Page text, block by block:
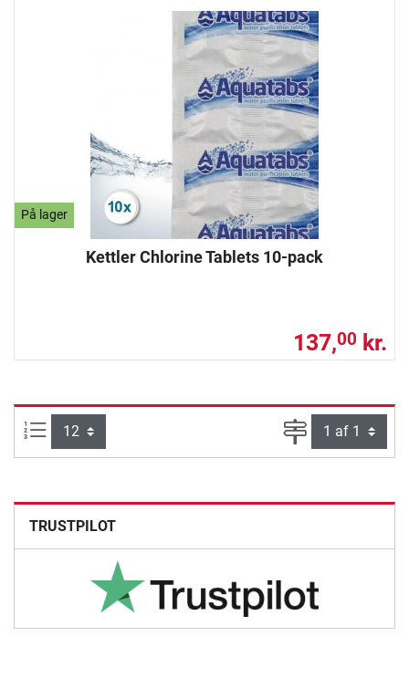
På lager
Kettler Chlorine Tablets 10-pack
137,00 kr.
Artikel pr. side: Side
TRUSTPILOT